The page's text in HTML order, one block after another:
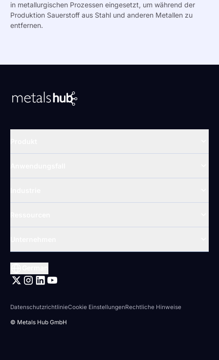
in metallurgischen Prozessen eingesetzt, um während der
Produktion Sauerstoff aus Stahl und anderen Metallen zu
entfernen.
© Metals Hub GmbH
DatenschutzrichtlinieCookie EinstellungenRechtliche Hinweise